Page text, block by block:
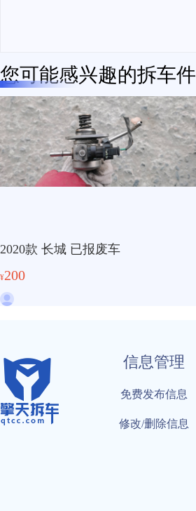
您可能感兴趣的拆车件
2020款 长城 已报废车
¥200
信息管理
免费发布信息
修改/删除信息